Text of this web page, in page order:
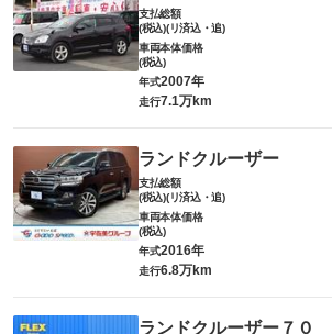
支払総額
(税込)(リ済込・追)
車両本体価格
(税込)
年式2007年
走行7.1万km
ランドクルーザー
支払総額
(税込)(リ済込・追)
車両本体価格
(税込)
年式2016年
走行6.8万km
ランドクルーザー７０